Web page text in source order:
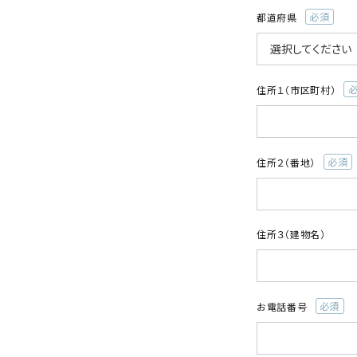
都道府県
(必
須)
住所１（市区町村）
(
住所２（番地）
(必
住所３（建物名）
お電話番号
(必